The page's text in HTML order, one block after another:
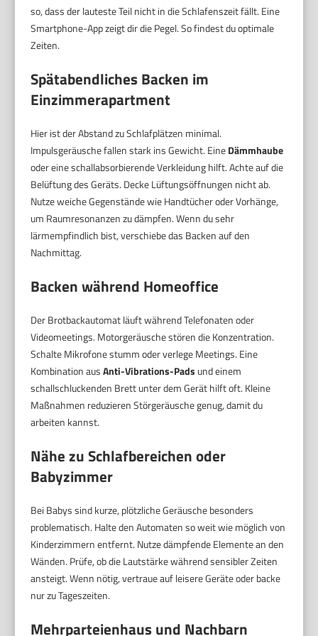
so, dass der lauteste Teil nicht in die Schlafenszeit fällt. Eine
Smartphone-App zeigt dir die Pegel. So findest du optimale
Zeiten.
Spätabendliches Backen im
Einzimmerapartment
Hier ist der Abstand zu Schlafplätzen minimal.
Impulsgeräusche fallen stark ins Gewicht. EineDämmhaube
oder eine schallabsorbierende Verkleidung hilft. Achte auf die
Belüftung des Geräts. Decke Lüftungsöffnungen nicht ab.
Nutze weiche Gegenstände wie Handtücher oder Vorhänge,
um Raumresonanzen zu dämpfen. Wenn du sehr
lärmempfindlich bist, verschiebe das Backen auf den
Nachmittag.
Backen während Homeoffice
Der Brotbackautomat läuft während Telefonaten oder
Videomeetings. Motorgeräusche stören die Konzentration.
Schalte Mikrofone stumm oder verlege Meetings. Eine
Kombination ausAnti-Vibrations-Pads und einem
schallschluckenden Brett unter dem Gerät hilft oft. Kleine
Maßnahmen reduzieren Störgeräusche genug, damit du
arbeiten kannst.
Nähe zu Schlafbereichen oder
Babyzimmer
Bei Babys sind kurze, plötzliche Geräusche besonders
problematisch. Halte den Automaten so weit wie möglich von
Kinderzimmern entfernt. Nutze dämpfende Elemente an den
Wänden. Prüfe, ob die Lautstärke während sensibler Zeiten
ansteigt. Wenn nötig, vertraue auf leisere Geräte oder backe
nur zu Tageszeiten.
Mehrparteienhaus und Nachbarn